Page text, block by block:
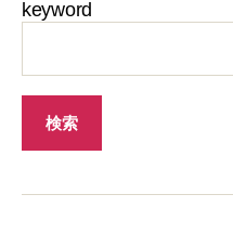
keyword